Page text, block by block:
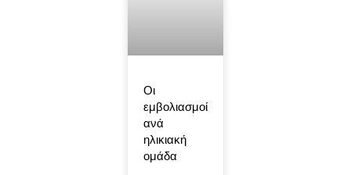
Οι
εμβολιασμοί
ανά
ηλικιακή
ομάδα